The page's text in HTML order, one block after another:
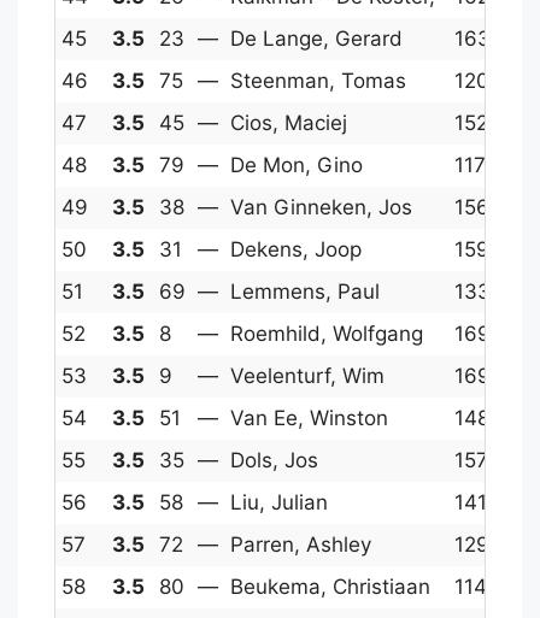
45
3.5 23 — De Lange, Gerard 1630
46
3.5 75 — Steenman, Tomas 1208
47
3.5 45 — Cios, Maciej 1528
48
3.5 79 — De Mon, Gino 1172
49
3.5 38 — Van Ginneken, Jos 1566
50
3.5 31 — Dekens, Joop 1594
51
3.5 69 — Lemmens, Paul 1333
52
3.5 8 — Roemhild, Wolfgang 1691
53
3.5 9 — Veelenturf, Wim 1690
54
3.5 51 — Van Ee, Winston 1484
55
3.5 35 — Dols, Jos 1571
56
3.5 58 — Liu, Julian 1414
57
3.5 72 — Parren, Ashley 1290
58
3.5 80 — Beukema, Christiaan 1146